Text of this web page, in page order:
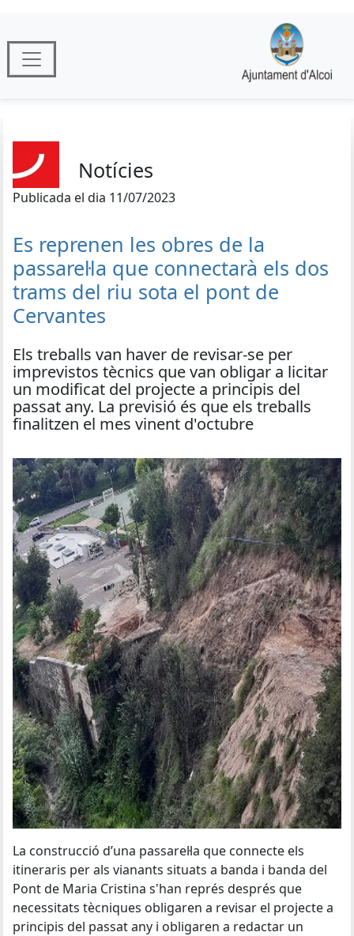
Notícies
Publicada el dia 11/07/2023
Es reprenen les obres de la
passarel·la que connectarà els dos
trams del riu sota el pont de
Cervantes
Els treballs van haver de revisar-se per
imprevistos tècnics que van obligar a licitar
un modificat del projecte a principis del
passat any. La previsió és que els treballs
finalitzen el mes vinent d'octubre
La construcció d’una passarel·la que connecte els
itineraris per als vianants situats a banda i banda del
Pont de Maria Cristina s'han représ després que
necessitats tècniques obligaren a revisar el projecte a
principis del passat any i obligaren a redactar un